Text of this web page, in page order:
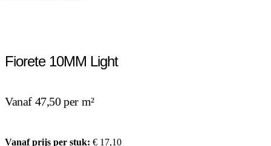
Fiorete 10MM Light
Vanaf 47,50 per m²
Vanaf prijs per stuk: € 17,10